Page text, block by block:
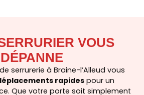
VOUS
DÉPANNE
serrurerie à Braine-l’Alleud vous
rapidespour un
Que votre porte soit simplement